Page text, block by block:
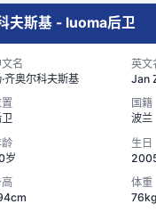
夫斯基 - luoma后卫
文名
齐奥尔科夫斯基
英文
Jan
国籍
波兰
岁
生日
高
体重
76kg